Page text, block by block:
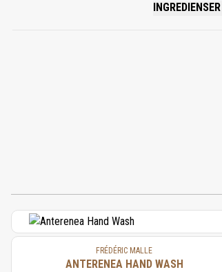
INGREDIENSER
ALCOHOL
FARNESOL,
FRÉDÉRIC MALLE
ANTERENEA HAND WASH